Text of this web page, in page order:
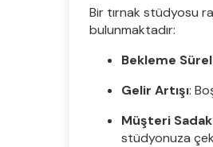
Bir tırnak stüdyosu
bulunmaktadır:
Bekleme
Gelir Artışı:
Müşteri
stüdyonuza